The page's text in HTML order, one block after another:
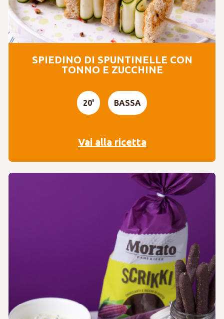
SPIEDINO DI SPUNTINELLE CON
TONNO E ZUCCHINE
20' BASSA
Vai alla ricetta